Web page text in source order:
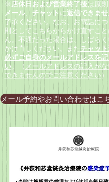
※店休日および営業終了後は原
メール、 チャット に返信できま
了承ください。なお、お電話に
則としてこちらからかけ直すこ
ん。不通だった場合は、しばら
かけ直しください。またチャッ
必ずご自身のメールアドレスを
い。（ メールアドレスの記入が
できませんのでご注意ください）
メール予約やお問い合わせはこ